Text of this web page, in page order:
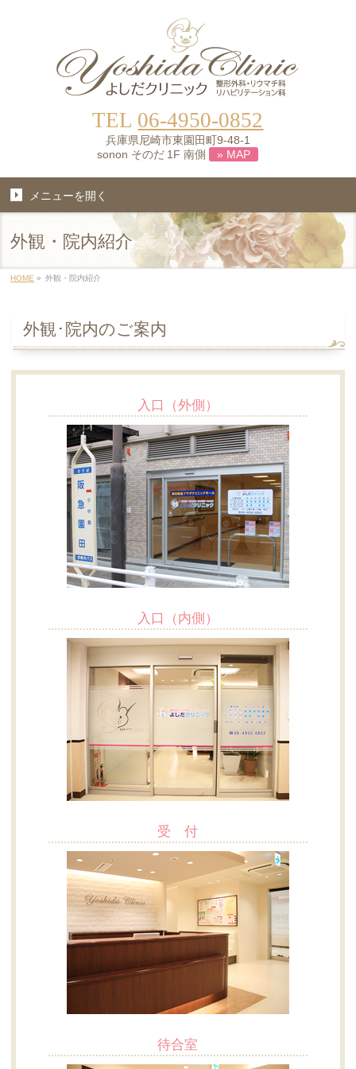
TEL 06-4950-0852
兵庫県尼崎市東園田町9-48-1
sonon そのだ 1F 南側
» MAP
メニューを開く
外観・院内紹介
HOME » 外観・院内紹介
外観･院内のご案内
入口（外側）
入口（内側）
受 付
待合室